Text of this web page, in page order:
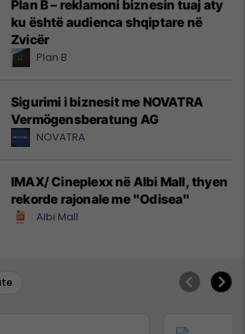
Plan B – reklamoni biznesin tuaj aty
ku është audienca shqiptare në
Zvicër
Plan B
Sigurimi i biznesit me NOVATRA
Vermögensberatung AG
NOVATRA
IMAX/ Cineplexx në Albi Mall, thyen
rekorde rajonale me "Odisea"
Albi Mall